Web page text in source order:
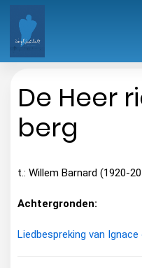
De Heer
berg
t.: Willem Barnard (1920-
Achtergronden:
Liedbespreking van